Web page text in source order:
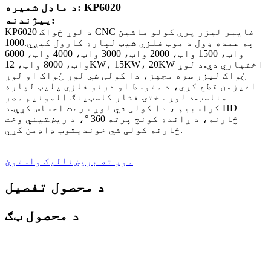
د ماډل شمیره: KP6020
پیژندنه:
KP6020 د لوړ ځواک CNC فایبر لیزر پرې کولو ماشین
په عمده ډول د موټ فلزي شیټ لپاره کارول کیږي.1000
واټ، 1500 واټ، 2000 واټ، 3000 واټ، 4000 واټ، 6000
واټ، 8000 واټ، 12KW، 15KW، 20KW اختیاري دي.د لوړ
ځواک لیزر سره مجهز، دا کولی شي لوړ ځواک او لوړ
اغیزمن قطع کړي، د متوسط ​​​​او درنو فلزي پلیټ لپاره
مناسب.د لوړ سختۍ فشار کاسټینګ المونیم مصر
کراسبیم ، دا کولی شي لوړ سرعت احساس کړي.د HD
څارنه، د ړانده کونج پرته 360 °، د ریښتیني وخت
څارنه کولی شي خوندیتوب ډاډمن کړي.
موږ ته بریښنالیک واستوئ
د محصول تفصیل
د محصول ټګ